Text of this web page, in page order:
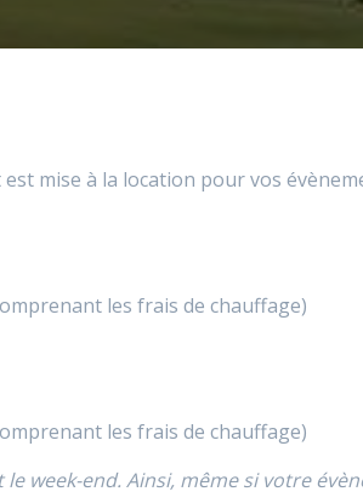
mise à la location pour vos
les frais de chauffage)
les frais de chauffage)
week-end. Ainsi, même si votre